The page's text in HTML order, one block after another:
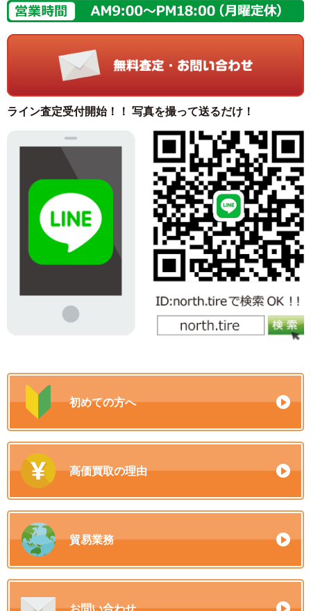
ライン査定受付開始！！ 写真を撮って送るだけ！
初めての方へ
高価買取の理由
貿易業務
お問い合わせ